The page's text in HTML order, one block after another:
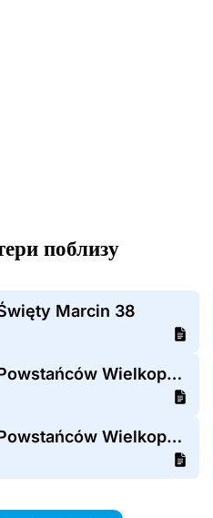
поблизу
Marcin 38
Żabka - Poznań Powstańców Wielkopolskich 14a
Żabka - Poznań Powstańców Wielkopolskich 2